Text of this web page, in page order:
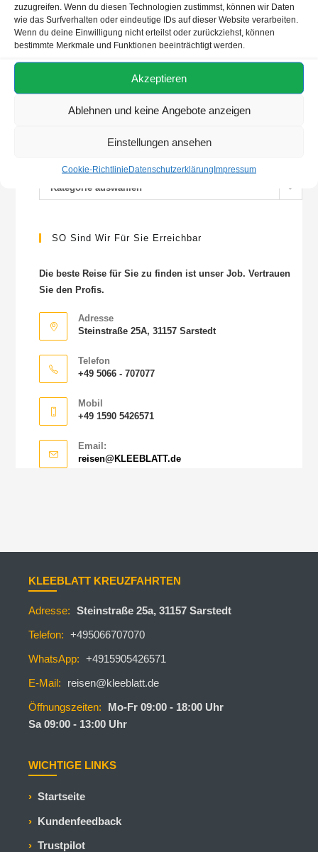
zuzugreifen. Wenn du diesen Technologien zustimmst, können wir Daten
wie das Surfverhalten oder eindeutige IDs auf dieser Website verarbeiten.
Wenn du deine Einwilligung nicht erteilst oder zurückziehst, können
bestimmte Merkmale und Funktionen beeinträchtigt werden.
Akzeptieren
Ablehnen und keine Angebote anzeigen
Einstellungen ansehen
Cookie-RichtlinieDatenschutzerklärungImpressum
Neueste Beiträge
Mein Schiff InTUItion-Klasse fährt mit Bio-LNG
AIDA & Nachhaltigkeit: EOS, Bio-LNG, Landstrom
Kategorie auswählen
SO Sind Wir Für Sie Erreichbar
Die beste Reise für Sie zu finden ist unser Job. Vertrauen
Sie den Profis.
Adresse
Steinstraße 25A, 31157 Sarstedt
Telefon
+49 5066 - 707077
Mobil
+49 1590 5426571
Email:
reisen@KLEEBLATT.de
KLEEBLATT KREUZFAHRTEN
Adresse: Steinstraße 25a, 31157 Sarstedt
Telefon: +495066707070
WhatsApp: +4915905426571
E-Mail:
reisen@kleeblatt.de
Öffnungszeiten:
Mo-Fr 09:00 - 18:00 Uhr
Sa 09:00 - 13:00 Uhr
WICHTIGE LINKS
Startseite
Kundenfeedback
Trustpilot